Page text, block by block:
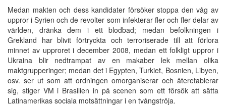
Medan makten och dess kandidater försöker stoppa den våg av
uppror i Syrien och de revolter som infekterar fler och fler delar av
världen, dränka dem i ett blodbad; medan befolkningen i
Grekland har blivit förtryckta och terroriserade till att förlora
minnet av upproret i december 2008, medan ett folkligt uppror i
Ukraina blir nedtrampat av en makaber lek mellan olika
maktgrupperinger; medan det i Egypten, Turkiet, Bosnien, Libyen,
osv. ser ut som att ordningen omorganiserar och återetablerar
sig, stiger VM i Brasilien in på scenen som ett försök att sätta
Latinamerikas sociala motsättningar i en tvångströja.